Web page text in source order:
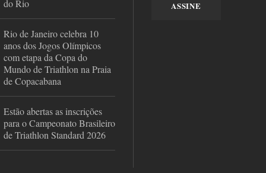
do Rio
Rio de Janeiro celebra 10
anos dos Jogos Olímpicos
com etapa da Copa do
Mundo de Triathlon na Praia
de Copacabana
Estão abertas as inscrições
para o Campeonato Brasileiro
de Triathlon Standard 2026